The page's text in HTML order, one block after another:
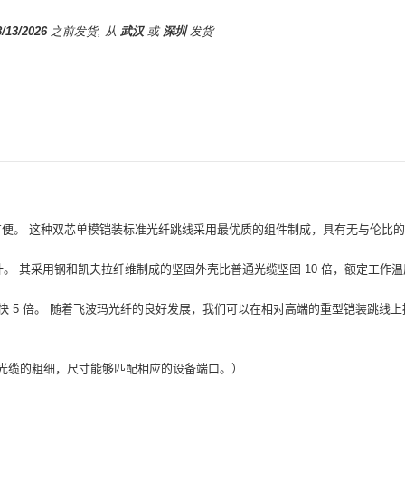
13/2026之前发货, 从 武汉或 深圳发货
。 这种双芯单模铠装标准光纤跳线采用最优质的组件制成，具有无与伦比
其采用钢和凯夫拉纤维制成的坚固外壳比普通光缆坚固 10 倍，额定工作
5 倍。 随着飞波玛光纤的良好发展，我们可以在相对高端的重型铠装跳线上
缆的粗细，尺寸能够匹配相应的设备端口。）